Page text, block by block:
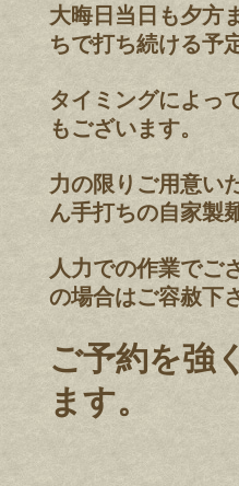
大晦日当日も夕方
ちで打ち続ける予
タイミングによっ
もございます。
力の限りご用意い
ん手打ちの自家製麺
人力での作業でご
の場合はご容赦下
ご予約を強
ます。